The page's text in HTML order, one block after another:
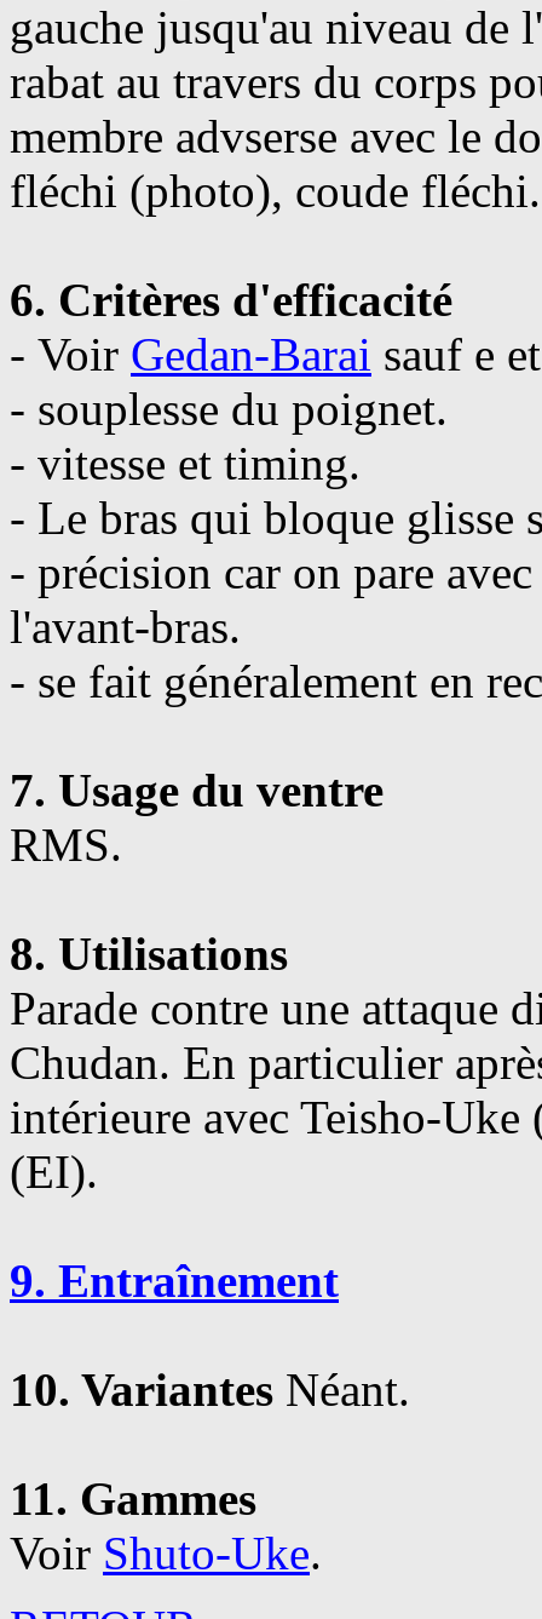
gauche jusqu'au niveau de
rabat au travers du corps
membre advserse avec le
fléchi (photo), coude fléchi.
6. Critères d'efficacité
- Voir Gedan-Barai sauf e
- souplesse du poignet.
- vitesse et timing.
- Le bras qui bloque glisse
- précision car on pare
l'avant-bras.
- se fait généralement en
7. Usage du ventre
RMS.
8. Utilisations
Parade contre une attaque
Chudan. En particulier
intérieure avec Teisho-
(EI).
9. Entraînement
10. Variantes Néant.
11. Gammes
Voir Shuto-Uke.